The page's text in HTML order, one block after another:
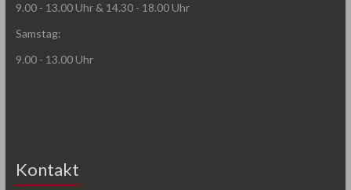
9.00 - 13.00 Uhr & 14.30 - 18.00 Uhr
Samstag:
9.00 - 13.00 Uhr
Kontakt